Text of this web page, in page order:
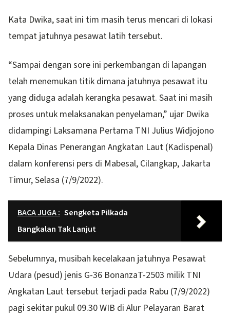
Kata Dwika, saat ini tim masih terus mencari di lokasi
tempat jatuhnya pesawat latih tersebut.
“Sampai dengan sore ini perkembangan di lapangan
telah menemukan titik dimana jatuhnya pesawat itu
yang diduga adalah kerangka pesawat. Saat ini masih
proses untuk melaksanakan penyelaman,” ujar Dwika
didampingi Laksamana Pertama TNI Julius Widjojono
Kepala Dinas Penerangan Angkatan Laut (Kadispenal)
dalam konferensi pers di Mabesal, Cilangkap, Jakarta
Timur, Selasa (7/9/2022).
BACA JUGA : Sengketa Pilkada
Bangkalan Tak Lanjut
Sebelumnya, musibah kecelakaan jatuhnya Pesawat
Udara (pesud) jenis G-36 BonanzaT-2503 milik TNI
Angkatan Laut tersebut terjadi pada Rabu (7/9/2022)
pagi sekitar pukul 09.30 WIB di Alur Pelayaran Barat